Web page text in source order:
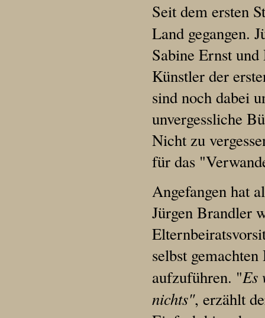
Seit dem ersten
Land gegangen.
Sabine Ernst
Künstler der
sind noch dabei
unvergessliche
Nicht zu
für das
Angefangen hat
Jürgen Brandler
selbst
aufzuführen. "Es
nichts", erzählt